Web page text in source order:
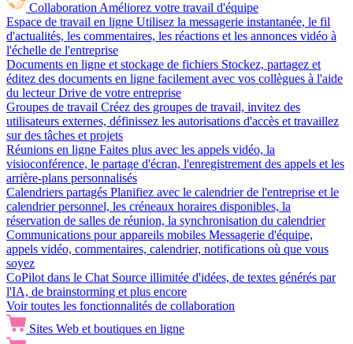
Collaboration Améliorez votre travail d'équipe
Espace de travail en ligne Utilisez la messagerie instantanée, le fil
d'actualités, les commentaires, les réactions et les annonces vidéo à
l'échelle de l'entreprise
Documents en ligne et stockage de fichiers Stockez, partagez et
éditez des documents en ligne facilement avec vos collègues à l'aide
du lecteur Drive de votre entreprise
Groupes de travail Créez des groupes de travail, invitez des
utilisateurs externes, définissez les autorisations d'accès et travaillez
sur des tâches et projets
Réunions en ligne Faites plus avec les appels vidéo, la
visioconférence, le partage d'écran, l'enregistrement des appels et les
arrière-plans personnalisés
Calendriers partagés Planifiez avec le calendrier de l'entreprise et le
calendrier personnel, les créneaux horaires disponibles, la
réservation de salles de réunion, la synchronisation du calendrier
Communications pour appareils mobiles Messagerie d'équipe,
appels vidéo, commentaires, calendrier, notifications où que vous
soyez
CoPilot dans le Chat Source illimitée d'idées, de textes générés par
l'IA, de brainstorming et plus encore
Voir toutes les fonctionnalités de collaboration
Sites Web et boutiques en ligne